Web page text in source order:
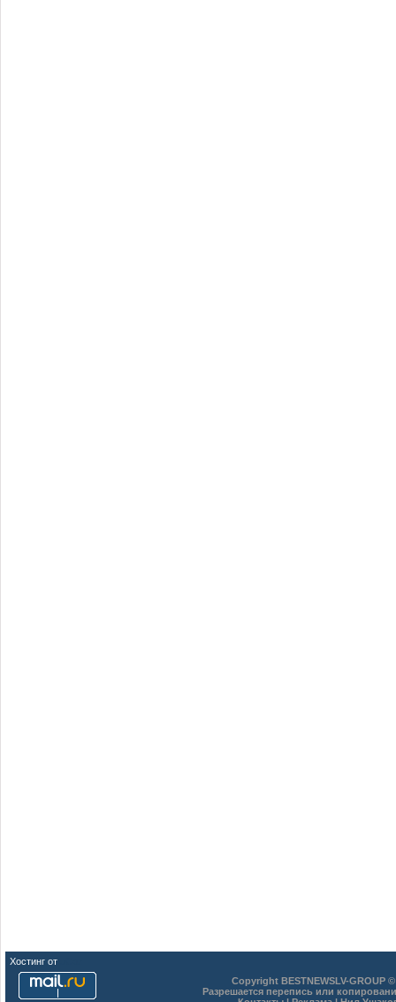
Хостинг от
Copyright BESTNEWSLV-GROUP
Разрешается перепись или